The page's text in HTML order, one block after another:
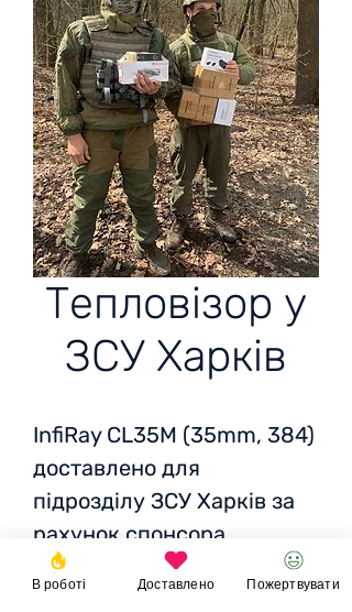
Тепловізор у
ЗСУ Харків
InfiRay CL35M (35mm, 384)
доставлено для
підрозділу ЗСУ Харків за
рахунок спонсора
Ціна
: 59 400 грн /1816
В роботі Доставлено Пожертвувати